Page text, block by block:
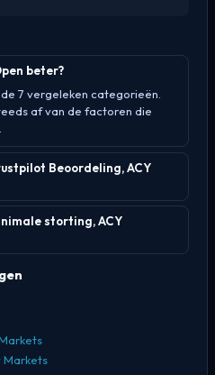
beter?
7 vergeleken categorieën.
af van de factoren die
Beoordeling, ACY
storting, ACY
Markets